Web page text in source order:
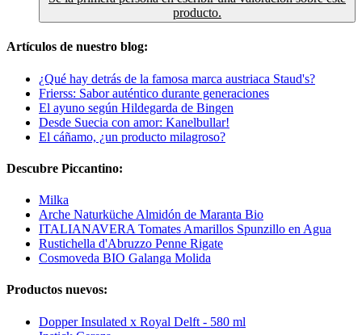
producto.
Artículos de nuestro blog:
¿Qué hay detrás de la famosa marca austriaca Staud's?
Frierss: Sabor auténtico durante generaciones
El ayuno según Hildegarda de Bingen
Desde Suecia con amor: Kanelbullar!
El cáñamo, ¿un producto milagroso?
Descubre Piccantino:
Milka
Arche Naturküche Almidón de Maranta Bio
ITALIANAVERA Tomates Amarillos Spunzillo en Agua
Rustichella d'Abruzzo Penne Rigate
Cosmoveda BIO Galanga Molida
Productos nuevos:
Dopper Insulated x Royal Delft - 580 ml